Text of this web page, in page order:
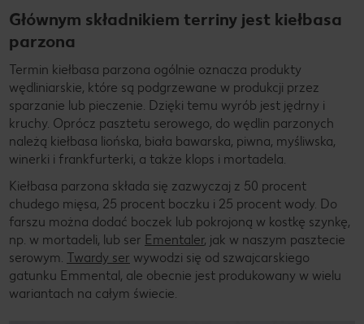
Głównym składnikiem terriny jest kiełbasa
parzona
Termin kiełbasa parzona ogólnie oznacza produkty
wędliniarskie, które są podgrzewane w produkcji przez
sparzanie lub pieczenie. Dzięki temu wyrób jest jędrny i
kruchy. Oprócz pasztetu serowego, do wędlin parzonych
należą kiełbasa liońska, biała bawarska, piwna, myśliwska,
winerki i frankfurterki, a także klops i mortadela.
Kiełbasa parzona składa się zazwyczaj z 50 procent
chudego mięsa, 25 procent boczku i 25 procent wody. Do
farszu można dodać boczek lub pokrojoną w kostkę szynkę,
np. w mortadeli, lub ser Ementaler, jak w naszym pasztecie
serowym. Twardy ser wywodzi się od szwajcarskiego
gatunku Emmental, ale obecnie jest produkowany w wielu
wariantach na całym świecie.